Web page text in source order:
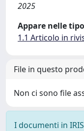
2025
Appare nelle
1.1 Articolo in
File in questo
Non ci sono file
I documenti in